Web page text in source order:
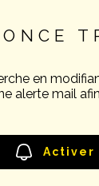
en
alerte mail
Activer